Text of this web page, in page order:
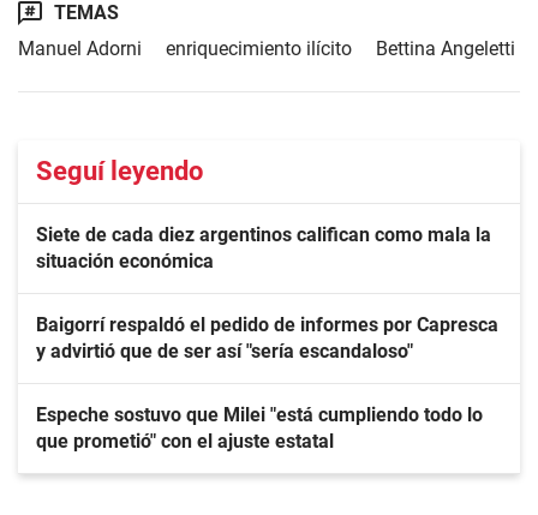
TEMAS
Manuel Adorni
enriquecimiento ilícito Bettina Angeletti
Seguí leyendo
Siete de cada diez argentinos califican como mala la
situación económica
Baigorrí respaldó el pedido de informes por Capresca
y advirtió que de ser así "sería escandaloso"
Espeche sostuvo que Milei "está cumpliendo todo lo
que prometió" con el ajuste estatal